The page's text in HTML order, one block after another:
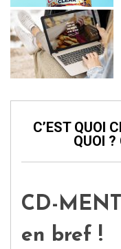
C’EST QUOI
QUOI ?
CD-
en bref !